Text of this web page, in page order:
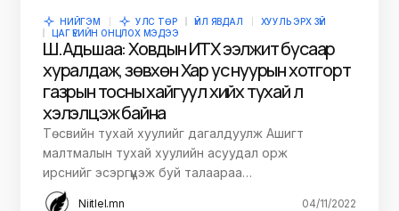
НИЙГЭМ УЛС ТӨР ҮЙЛ ЯВДАЛ
ХУУЛЬ ЭРХ ЗҮЙ
ЦАГ ҮЕИЙН ОНЦЛОХ МЭДЭЭ
Ш.Адьшаа: Ховдын ИТХ ээлжит бусаар
хуралдаж, зөвхөн Хар ус нуурын хотгорт
газрын тосны хайгуул хийх тухай л
хэлэлцэж байна
Төсвийн тухай хуулийг дагалдуулж Ашигт
малтмалын тухай хуулийн асуудал орж
ирснийг эсэргүүцэж буй талаараа…
Niitlel.mn 04/11/2022